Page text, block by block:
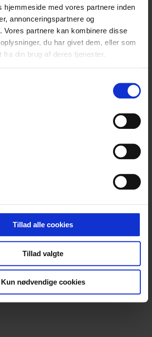
hjemmeside med vores partnere inden
annonceringspartnere og
Vores partnere kan kombinere disse
du har givet dem, eller som
fra din brug af deres tjenester.
Tillad alle cookies
Tillad valgte
Kun nødvendige cookies